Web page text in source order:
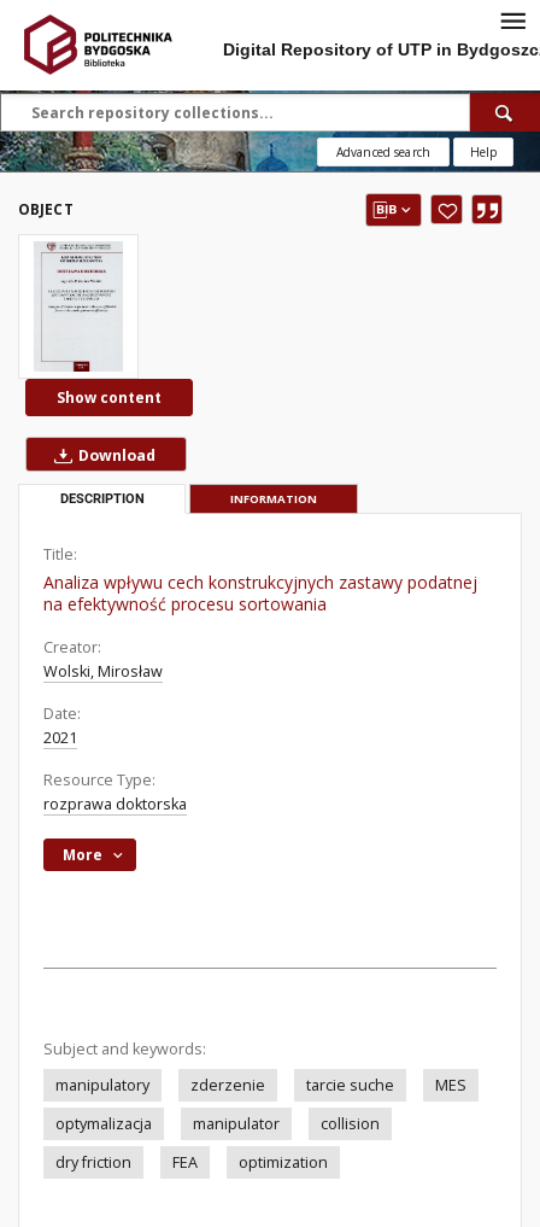
Digital Repository of UTP in
Advanced search Help
OBJECT
Show content
Download
DESCRIPTION INFORMATION
Title:
Analiza wpływu cech konstrukcyjnych zastawy podatnej
na efektywność procesu sortowania
Creator:
Wolski, Mirosław
Date:
2021
Resource Type:
rozprawa doktorska
More
Subject and keywords:
manipulatory
zderzenie tarcie suche
MES
optymalizacja
manipulator
collision
dry friction
FEA optimization